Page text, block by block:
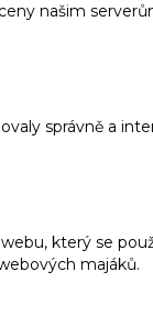
našim
správně a
který se
majáků.